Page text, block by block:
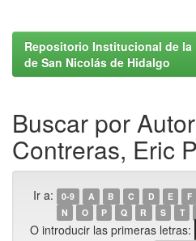
Repositorio Institucional de
de San Nicolás de Hidalgo
Buscar por
Contreras, Eric
Ir a: 0-9 A B C D E F
N
O P Q R S T
O introducir las primeras letras: